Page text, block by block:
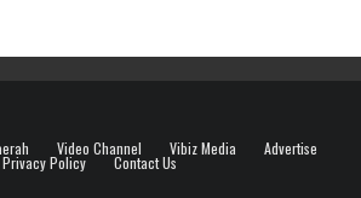
Video Channel Vibiz Media Advertise
Privacy Policy Contact Us